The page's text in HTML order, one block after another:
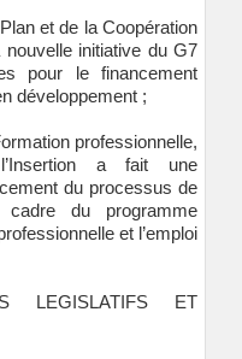
et de la Coopération
initiative du G7
pour le financement
développement ;
professionnelle,
a fait une
du processus de
du programme
et l’emploi
LEGISLATIFS ET